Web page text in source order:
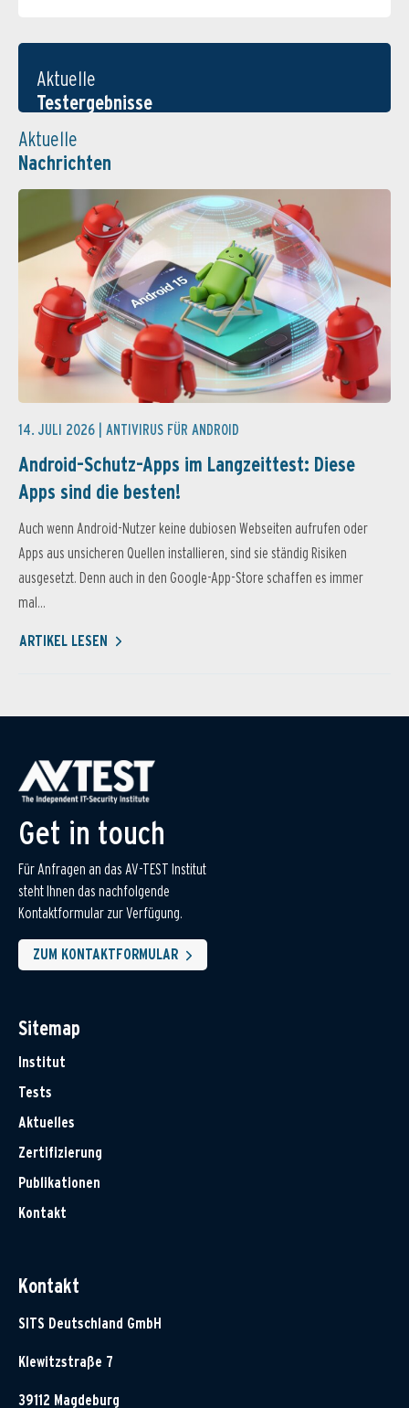
Aktuelle
Testergebnisse
Aktuelle
Nachrichten
14. JULI 2026 | ANTIVIRUS FÜR ANDROID
Android-Schutz-Apps im Langzeittest: Diese
Apps sind die besten!
Auch wenn Android-Nutzer keine dubiosen Webseiten aufrufen oder
Apps aus unsicheren Quellen installieren, sind sie ständig Risiken
ausgesetzt. Denn auch in den Google-App-Store schaffen es immer
mal...
ARTIKEL LESEN
Get in touch
Für Anfragen an das AV-TEST Institut
steht Ihnen das nachfolgende
Kontaktformular zur Verfügung.
ZUM KONTAKTFORMULAR
Sitemap
Institut
Tests
Aktuelles
Zertifizierung
Publikationen
Kontakt
Kontakt
SITS Deutschland GmbH
Klewitzstraße 7
39112 Magdeburg